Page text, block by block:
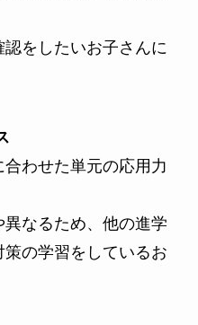
をしたいお子さんに
わせた単元の応用力
なるため、他の進学
の学習をしているお